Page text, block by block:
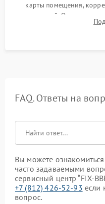
карты помещения,
препятствий. Оценка
Тестирование
FAQ. Ответы на
Вы можете
часто задаваемыми
сервисный центр “FIX-
+7 (812) 426-52-93 если
вопрос.